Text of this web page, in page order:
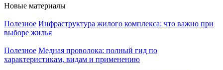
Новые материалы
Полезное Инфраструктура жилого комплекса: что важно при
выборе жилья
Полезное Медная проволока: полный гид по
характеристикам, видам и применению